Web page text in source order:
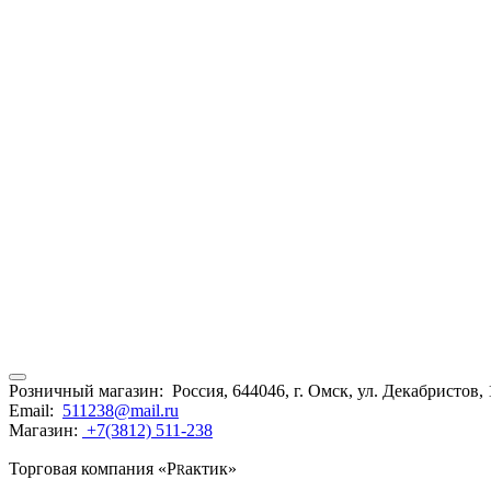
Розничный магазин: Россия, 644046, г. Омск, ул. Декабристов,
Email: 511238@mail.ru
Магазин: +7(3812) 511-238
Торговая компания «Рrактик»